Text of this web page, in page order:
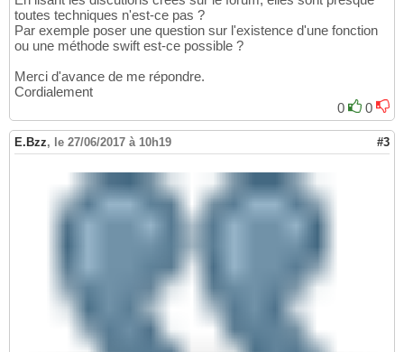
toutes techniques n'est-ce pas ?
Par exemple poser une question sur l'existence d'une fonction
ou une méthode swift est-ce possible ?
Merci d'avance de me répondre.
Cordialement
0
0
E.Bzz, le 27/06/2017 à 10h19 #3